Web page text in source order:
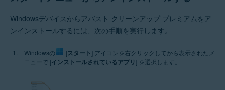
Windowsデバイスからアバスト クリーンアップ プレミアムをア
ンインストールするには、次の手順を実行します。
Windowsの [スタート] アイコンを右クリックしてから表示されたメ
ニューで [インストールされているアプリ] を選択します。